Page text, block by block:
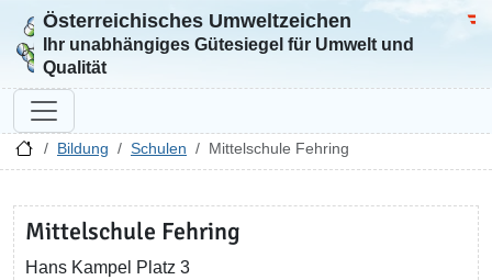
Zur Startseite
Österreichisches Umweltzeichen
Ihr unabhängiges Gütesiegel für Umwelt und
Qualität
Bildung Schulen Mittelschule Fehring
Mittelschule Fehring
Hans Kampel Platz 3